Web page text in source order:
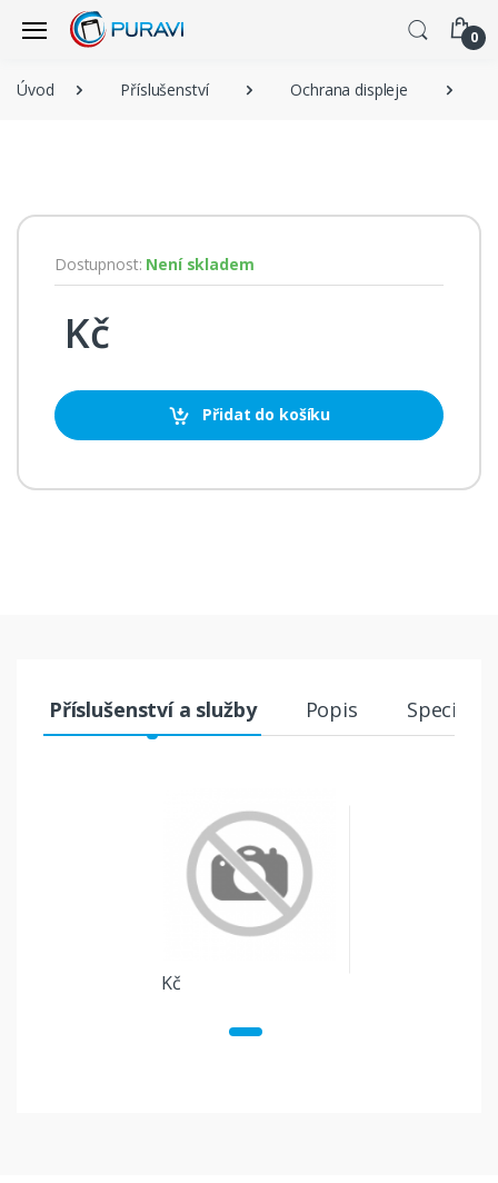
0
Úvod Příslušenství Ochrana displeje
Dostupnost: Není skladem
Kč
Přidat do košíku
Příslušenství a služby Popis
Kč